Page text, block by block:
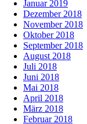
Januar 2019
Dezember 2018
November 2018
Oktober 2018
September 2018
August 2018
Juli 2018
Juni 2018
Mai 2018
April 2018
März 2018
Februar 2018